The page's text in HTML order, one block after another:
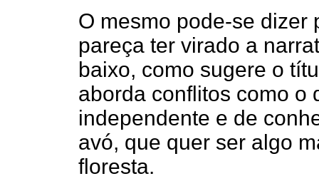
O mesmo pode-se dizer
pareça ter virado a
baixo, como sugere o
aborda conflitos como o
independente e de
avó, que quer ser algo
floresta.